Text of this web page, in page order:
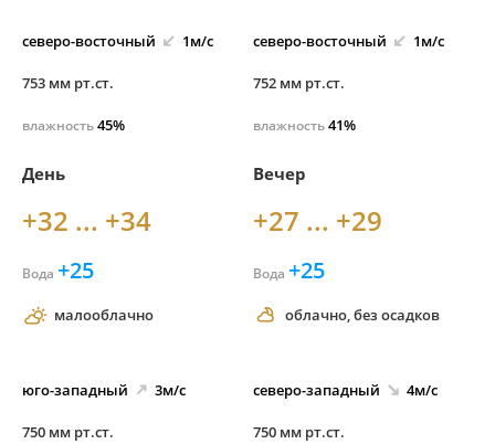
северо-восточный 1м/с
753 мм рт.ст.
влажность45%
северо-восточный 1м/с
752 мм рт.ст.
влажность41%
День
+32 ... +34
Вода +25
малооблачно
юго-западный 3м/с
750 мм рт.ст.
Вечер
+27 ... +29
Вода +25
облачно, без осадков
северо-западный 4м/с
750 мм рт.ст.